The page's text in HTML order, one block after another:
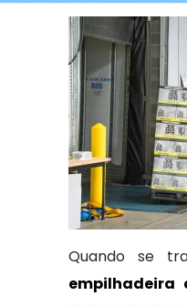
Quando se
empilhadeira